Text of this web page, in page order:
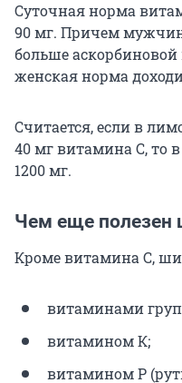
Суточная норма
90 мг. Причем
больше
женская норма
Считается, если в
40 мг витамина С, то
1200 мг.
Чем еще полезен
Кроме витамина С,
витаминами
витамином К;
витамином Р